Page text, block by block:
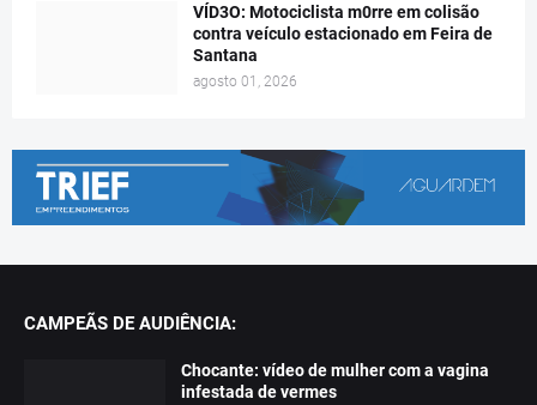
VÍD3O: Motociclista m0rre em colisão
contra veículo estacionado em Feira de
Santana
agosto 01, 2026
CAMPEÃS DE AUDIÊNCIA:
Chocante: vídeo de mulher com a vagina
infestada de vermes